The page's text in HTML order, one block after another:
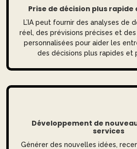
Prise de décision plus rapide
L’IA peut fournir des analyses de
réel, des prévisions précises et
personnalisées pour aider les
des décisions plus rapides et
Développement de
services
Générer des nouvelles idées,